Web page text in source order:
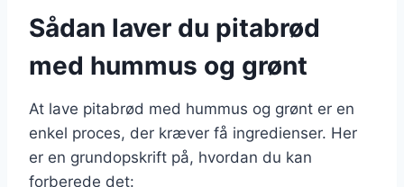
Sådan laver du pitabrød
med hummus og grønt
At lave pitabrød med hummus og grønt er en
enkel proces, der kræver få ingredienser. Her
er en grundopskrift på, hvordan du kan
forberede det: